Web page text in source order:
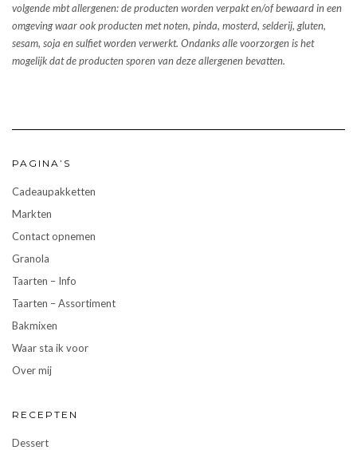
volgende mbt allergenen: de producten worden verpakt en/of bewaard in een
omgeving waar ook producten met noten, pinda, mosterd, selderij, gluten,
sesam, soja en sulfiet worden verwerkt. Ondanks alle voorzorgen is het
mogelijk dat de producten sporen van deze allergenen bevatten.
PAGINA’S
Cadeaupakketten
Markten
Contact opnemen
Granola
Taarten – Info
Taarten – Assortiment
Bakmixen
Waar sta ik voor
Over mij
RECEPTEN
Dessert